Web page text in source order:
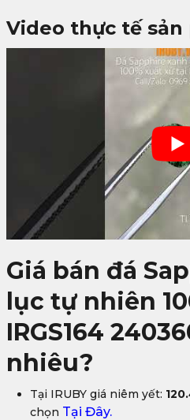
Video thực tế sản
Giá bán đá
lục tự nhiên
IRGS164
nhiêu?
Tại IRUBY giá niêm yết:
chọn Tại Đây.